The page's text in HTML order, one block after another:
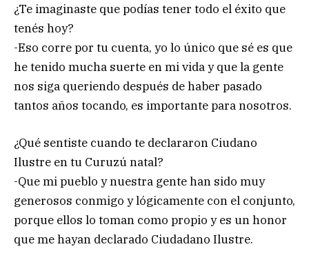
¿Te imaginaste que podías tener todo el éxito que
tenés hoy?
-Eso corre por tu cuenta, yo lo único que sé es que
he tenido mucha suerte en mi vida y que la gente
nos siga queriendo después de haber pasado
tantos años tocando, es importante para nosotros.
¿Qué sentiste cuando te declararon Ciudano
Ilustre en tu Curuzú natal?
-Que mi pueblo y nuestra gente han sido muy
generosos conmigo y lógicamente con el conjunto,
porque ellos lo toman como propio y es un honor
que me hayan declarado Ciudadano Ilustre.